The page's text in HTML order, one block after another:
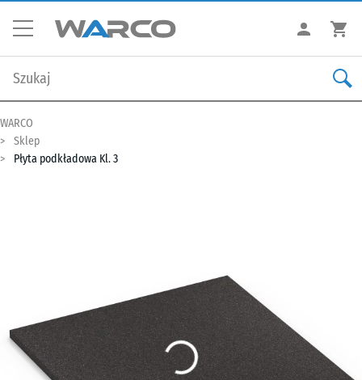
WARCO
Sklep
Płyta podkładowa Kl. 3